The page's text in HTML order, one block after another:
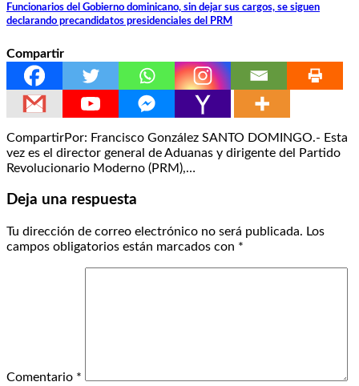
Funcionarios del Gobierno dominicano, sin dejar sus cargos, se siguen
declarando precandidatos presidenciales del PRM
Compartir
CompartirPor: Francisco González SANTO DOMINGO.- Esta
vez es el director general de Aduanas y dirigente del Partido
Revolucionario Moderno (PRM),…
Deja una respuesta
Tu dirección de correo electrónico no será publicada. Los
campos obligatorios están marcados con *
Comentario *